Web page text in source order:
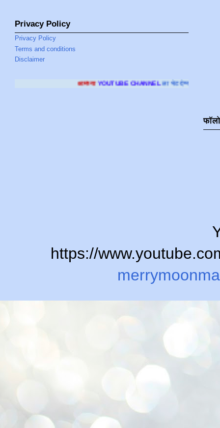
Privacy Policy
Privacy Policy
Terms and conditions
Disclaimer
YOUTUBE CHANNELला भेट देण्यासाठी क्लिक करा.
https://